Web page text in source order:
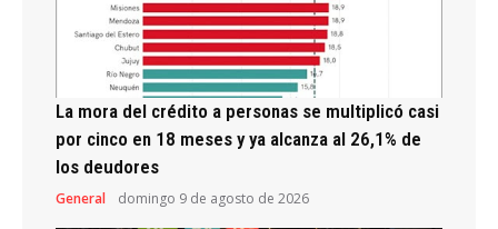
La mora del crédito a personas se multiplicó casi
por cinco en 18 meses y ya alcanza al 26,1% de
los deudores
General domingo 9 de agosto de 2026